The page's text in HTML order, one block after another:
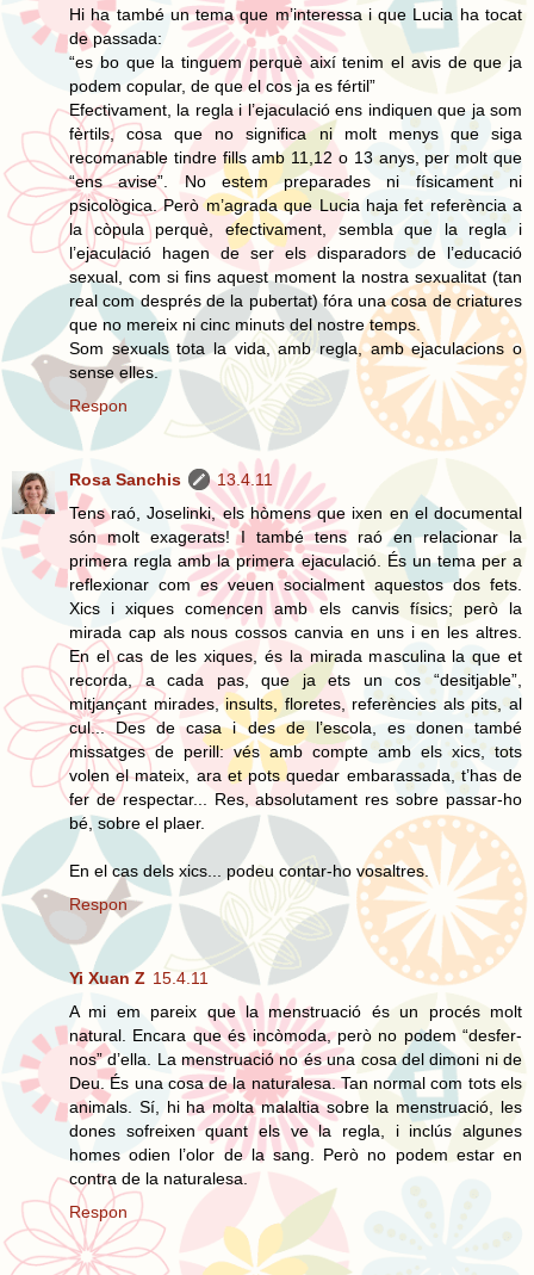
Hi ha també un tema que m’interessa i que Lucia ha tocat
de passada:
“es bo que la tinguem perquè així tenim el avis de que ja
podem copular, de que el cos ja es fértil”
Efectivament, la regla i l’ejaculació ens indiquen que ja som
fèrtils, cosa que no significa ni molt menys que siga
recomanable tindre fills amb 11,12 o 13 anys, per molt que
“ens avise”. No estem preparades ni físicament ni
psicològica. Però m’agrada que Lucia haja fet referència a
la còpula perquè, efectivament, sembla que la regla i
l’ejaculació hagen de ser els disparadors de l’educació
sexual, com si fins aquest moment la nostra sexualitat (tan
real com després de la pubertat) fóra una cosa de criatures
que no mereix ni cinc minuts del nostre temps.
Som sexuals tota la vida, amb regla, amb ejaculacions o
sense elles.
Respon
Rosa Sanchis
13.4.11
Tens raó, Joselinki, els hòmens que ixen en el documental
són molt exagerats! I també tens raó en relacionar la
primera regla amb la primera ejaculació. És un tema per a
reflexionar com es veuen socialment aquestos dos fets.
Xics i xiques comencen amb els canvis físics; però la
mirada cap als nous cossos canvia en uns i en les altres.
En el cas de les xiques, és la mirada masculina la que et
recorda, a cada pas, que ja ets un cos “desitjable”,
mitjançant mirades, insults, floretes, referències als pits, al
cul... Des de casa i des de l’escola, es donen també
missatges de perill: vés amb compte amb els xics, tots
volen el mateix, ara et pots quedar embarassada, t’has de
fer de respectar... Res, absolutament res sobre passar-ho
bé, sobre el plaer.
En el cas dels xics... podeu contar-ho vosaltres.
Respon
Yi Xuan Z 15.4.11
A mi em pareix que la menstruació és un procés molt
natural. Encara que és incòmoda, però no podem “desfer-
nos” d’ella. La menstruació no és una cosa del dimoni ni de
Deu. És una cosa de la naturalesa. Tan normal com tots els
animals. Sí, hi ha molta malaltia sobre la menstruació, les
dones sofreixen quant els ve la regla, i inclús algunes
homes odien l’olor de la sang. Però no podem estar en
contra de la naturalesa.
Respon